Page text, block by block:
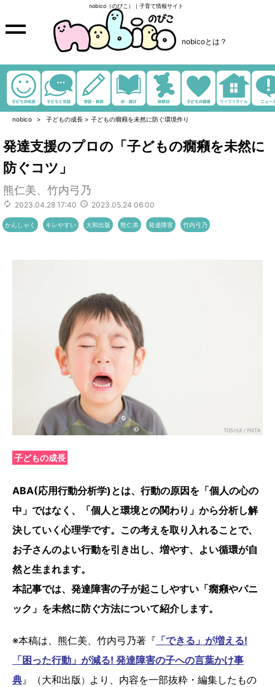
nobico（のびこ）｜子育て情報サイト
nobicoとは？
nobico 子どもの成長 > 子どもの癇癪を未然に防ぐ環境作り
発達支援のプロの「子どもの癇癪を未然に
防ぐコツ」
熊仁美、竹内弓乃
2023.04.28 17:40 2023.05.24 06:00
かんしゃく キレやすい 大和出版 熊仁美 発達障害 竹内弓乃
子どもの成長
ABA(応用行動分析学)とは、行動の原因を「個人の心の
中」ではなく、「個人と環境との関わり」から分析し解
決していく心理学です。この考えを取り入れることで、
お子さんのよい行動を引き出し、増やす、よい循環が自
然と生まれます。
本記事では、発達障害の子が起こしやすい「癇癪やパニ
ック」を未然に防ぐ方法について紹介します。
※本稿は、熊仁美、竹内弓乃著『 「できる」が増える!
「困った行動」が減る! 発達障害の子への言葉かけ事
典 』（大和出版 ）
より、内容を一部抜粋・編集したもの